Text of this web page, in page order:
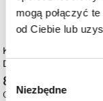
mogą połączyć
od Ciebie lub
Wybór
zgody
Niezbędne
Komoda Młodzieżowa
Dąb Olejowany, Zielony,
839 zł
Czas dostawy: 15 dni